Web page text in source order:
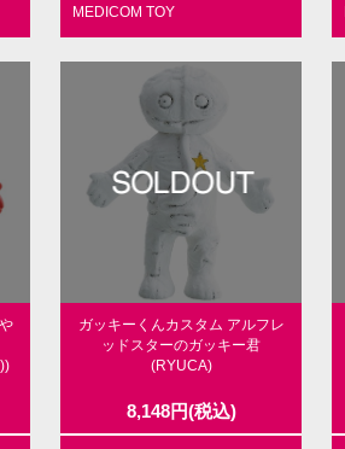
MEDICOM TOY
ガッキーくんカスタム アルフレ
ッドスターのガッキー君
(RYUCA)
8,148円(税込)